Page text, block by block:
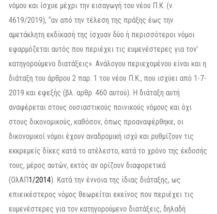
νόμου και ίσχυε μέχρι την εισαγωγή του νέου Π.Κ. (ν.
4619/2019), “αν από την τέλεση της πράξης έως την
αμετάκλητη εκδίκασή της ίσχυαν δύο ή περισσότεροι νόμοι
εφαρμόζεται αυτός που περιέχει τις ευμενέστερες για τον’
κατηγορούμενο διατάξεις». Ανάλογου περιεχομένου είναι και η
διάταξη του άρθρου 2 παρ. 1 του νέου Π.Κ., που ισχύει από 1-7-
2019 και εφεξής (βλ. αρθρ. 460 αυτού). Η διάταξη αυτή
αναφέρεται στους ουσιαστικούς ποινικούς νόμους και όχι
στους δικονομικούς, καθόσον, όπως προαναφέρθηκε, οι
δικονομικοί νόμοι έχουν αναδρομική ισχύ και ρυθμίζουν τις
εκκρεμείς δίκες κατά το ατέλεστο, κατά το χρόνο της έκδοσής
τους, μέρος αυτών, εκτός αν ορίζουν διαφορετικά
(ΟλΑΠ1/2014). Κατά την έννοια της ίδιας διάταξης, ως
επιεικέστερος νόμος θεωρείται εκείνος που περιέχει τις
ευμενέστερες για τον κατηγορούμενο διατάξεις, δηλαδή